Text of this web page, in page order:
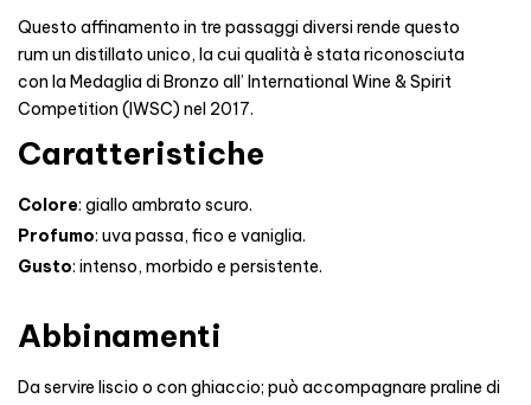
Questo affinamento in tre passaggi diversi rende questo
rum un distillato unico, la cui qualità è stata riconosciuta
con la Medaglia di Bronzo all’ International Wine & Spirit
Competition (IWSC) nel 2017.
Caratteristiche
Colore: giallo ambrato scuro.
Profumo: uva passa, fico e vaniglia.
Gusto: intenso, morbido e persistente.
Abbinamenti
Da servire liscio o con ghiaccio; può accompagnare praline di